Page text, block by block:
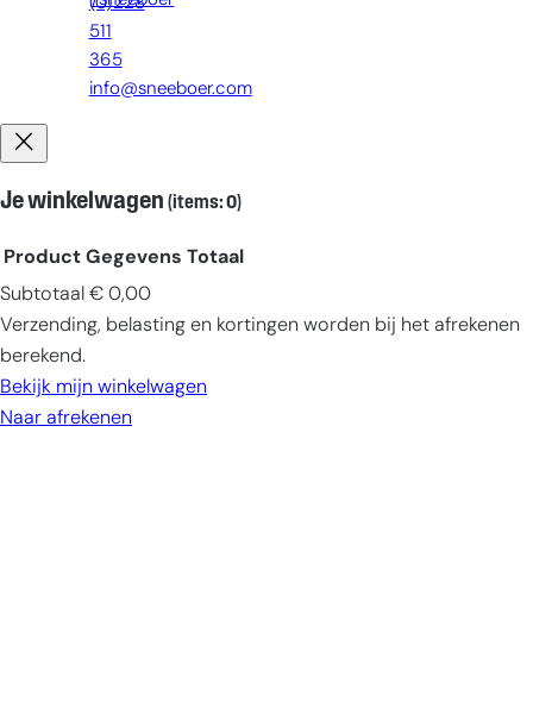
(0)228
511
365
info@sneeboer.com
Je winkelwagen (items: 0)
Producten
in
winkelwagen
Product Gegevens Totaal
Subtotaal € 0,00
Verzending, belasting en kortingen worden bij het afrekenen
berekend.
Bekijk mijn winkelwagen
Naar afrekenen